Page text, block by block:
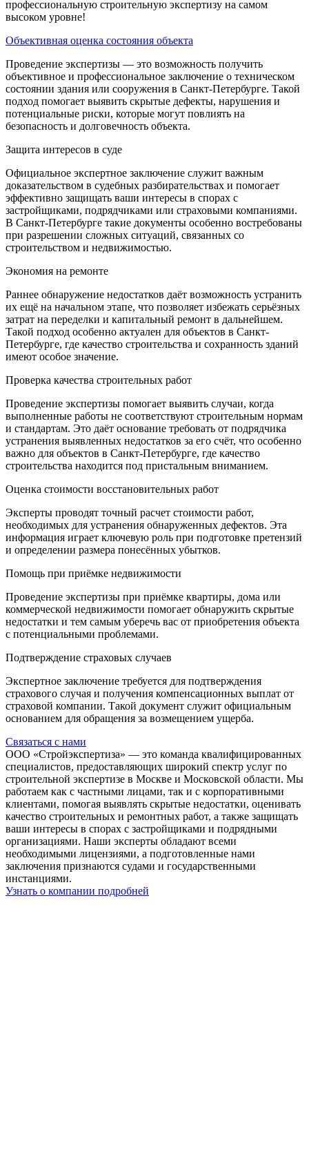
профессиональную строительную экспертизу на самом
высоком уровне!
Объективная оценка состояния объекта
Проведение экспертизы — это возможность получить
объективное и профессиональное заключение о техническом
состоянии здания или сооружения в Санкт-Петербурге. Такой
подход помогает выявить скрытые дефекты, нарушения и
потенциальные риски, которые могут повлиять на
безопасность и долговечность объекта.
Защита интересов в суде
Официальное экспертное заключение служит важным
доказательством в судебных разбирательствах и помогает
эффективно защищать ваши интересы в спорах с
застройщиками, подрядчиками или страховыми компаниями.
В Санкт-Петербурге такие документы особенно востребованы
при разрешении сложных ситуаций, связанных со
строительством и недвижимостью.
Экономия на ремонте
Раннее обнаружение недостатков даёт возможность устранить
их ещё на начальном этапе, что позволяет избежать серьёзных
затрат на переделки и капитальный ремонт в дальнейшем.
Такой подход особенно актуален для объектов в Санкт-
Петербурге, где качество строительства и сохранность зданий
имеют особое значение.
Проверка качества строительных работ
Проведение экспертизы помогает выявить случаи, когда
выполненные работы не соответствуют строительным нормам
и стандартам. Это даёт основание требовать от подрядчика
устранения выявленных недостатков за его счёт, что особенно
важно для объектов в Санкт-Петербурге, где качество
строительства находится под пристальным вниманием.
Оценка стоимости восстановительных работ
Эксперты проводят точный расчет стоимости работ,
необходимых для устранения обнаруженных дефектов. Эта
информация играет ключевую роль при подготовке претензий
и определении размера понесённых убытков.
Помощь при приёмке недвижимости
Проведение экспертизы при приёмке квартиры, дома или
коммерческой недвижимости помогает обнаружить скрытые
недостатки и тем самым уберечь вас от приобретения объекта
с потенциальными проблемами.
Подтверждение страховых случаев
Экспертное заключение требуется для подтверждения
страхового случая и получения компенсационных выплат от
страховой компании. Такой документ служит официальным
основанием для обращения за возмещением ущерба.
Связаться с нами
ООО «Стройэкспертиза» — это команда квалифицированных
специалистов, предоставляющих широкий спектр услуг по
строительной экспертизе в Москве и Московской области. Мы
работаем как с частными лицами, так и с корпоративными
клиентами, помогая выявлять скрытые недостатки, оценивать
качество строительных и ремонтных работ, а также защищать
ваши интересы в спорах с застройщиками и подрядными
организациями. Наши эксперты обладают всеми
необходимыми лицензиями, а подготовленные нами
заключения признаются судами и государственными
инстанциями.
Узнать о компании подробней